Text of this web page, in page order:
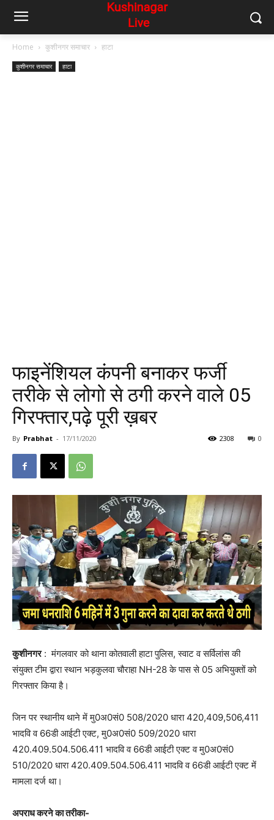
Home कुशीनगर समाचार हाटा
कुशीनगर समाचार हाटा
फाइनेंशियल कंपनी बनाकर फर्जी
तरीके से लोगो से ठगी करने वाले 05
गिरफ्तार,पढ़े पूरी ख़बर
By Prabhat - 17/11/2020 0
2308
कुशीनगर: मंगलवार को थाना कोतवाली हाटा पुलिस, स्वाट व सर्विलांस की
संयुक्त टीम द्वारा स्थान भड़कुलवा चौराहा NH-28 के पास से 05 अभियुक्तों को
गिरफ्तार किया है।
जिन पर स्थानीय थाने में मु0अ0सं0 508/2020 धारा 420,409,506,411
भादवि व 66डी आईटी एक्ट, मु0अ0सं0 509/2020 धारा
420.409.504.506.411 भादवि व 66डी आईटी एक्ट व मु0अ0सं0
510/2020 धारा 420.409.504.506.411 भादवि व 66डी आईटी एक्ट में
मामला दर्ज था।
अपराध करने का तरीका-